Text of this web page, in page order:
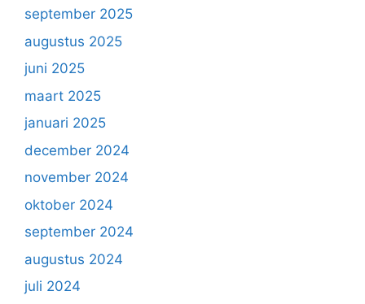
september 2025
augustus 2025
juni 2025
maart 2025
januari 2025
december 2024
november 2024
oktober 2024
september 2024
augustus 2024
juli 2024